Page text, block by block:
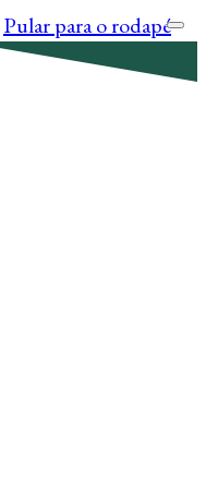
Pular para o rodapé